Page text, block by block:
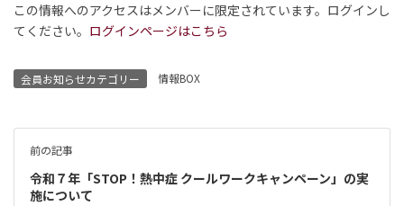
この情報へのアクセスはメンバーに限定されています。ログインし
てください。 ログインページはこちら
会員お知らせカテゴリー 情報BOX
前の記事
令和７年「STOP！熱中症 クールワークキャンペーン」の実
施について